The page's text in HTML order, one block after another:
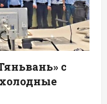
с